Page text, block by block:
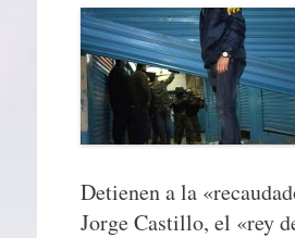
Detienen a la
Jorge Castillo, el «rey